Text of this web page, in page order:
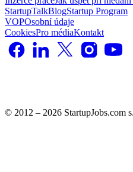
StartupTalkBlogStartup Program
VOPOsobní údaje
CookiesPro médiaKontakt
© 2012 – 2026 StartupJobs.com